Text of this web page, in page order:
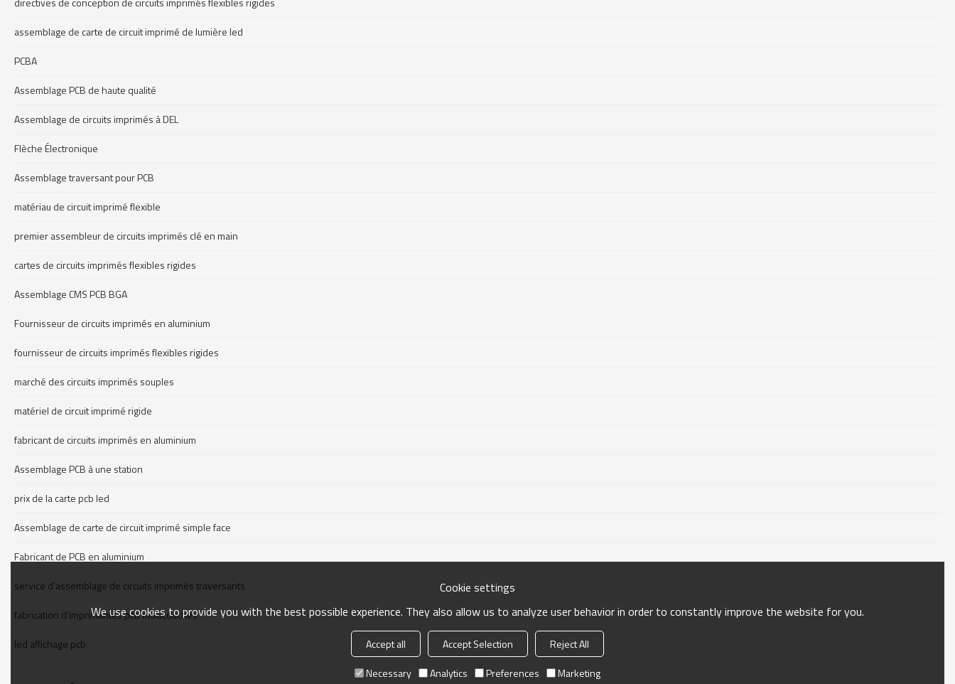
assemblage de carte de circuit imprimé de lumière led
PCBA
Assemblage PCB de haute qualité
Assemblage de circuits imprimés à DEL
Flèche Électronique
Assemblage traversant pour PCB
matériau de circuit imprimé flexible
premier assembleur de circuits imprimés clé en main
cartes de circuits imprimés flexibles rigides
Assemblage CMS PCB BGA
Fournisseur de circuits imprimés en aluminium
fournisseur de circuits imprimés flexibles rigides
marché des circuits imprimés souples
matériel de circuit imprimé rigide
fabricant de circuits imprimés en aluminium
Assemblage PCB à une station
prix de la carte pcb led
Assemblage de carte de circuit imprimé simple face
Fabricant de PCB en aluminium
service d'assemblage de circuits imprimés traversants
fabrication d'imprimantes pcb multicouches
led affichage pcb
Cookie settings
We use cookies to provide you with the best possible experience. They also allow us to analyze user behavior in order to constantly improve the website for you.
Accept all Accept Selection
Reject All
Necessary
Analytics Preferences Marketing